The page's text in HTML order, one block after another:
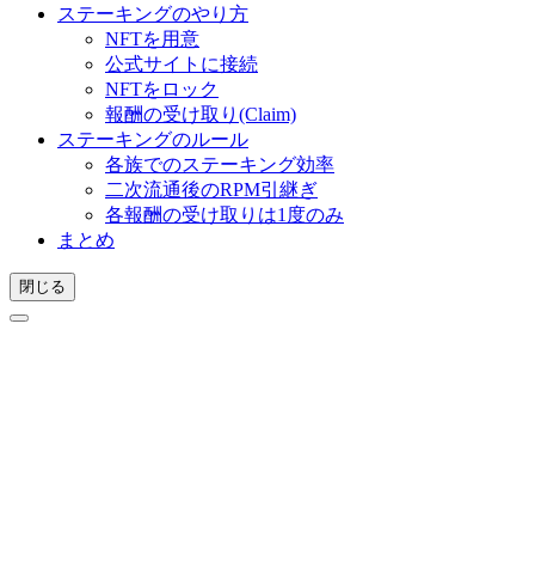
ステーキングのやり方
NFTを用意
公式サイトに接続
NFTをロック
報酬の受け取り(Claim)
ステーキングのルール
各族でのステーキング効率
二次流通後のRPM引継ぎ
各報酬の受け取りは1度のみ
まとめ
閉じる